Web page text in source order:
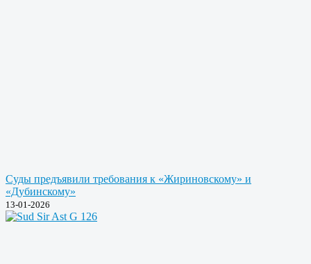
Суды предъявили требования к «Жириновскому» и
«Дубинскому»
13-01-2026